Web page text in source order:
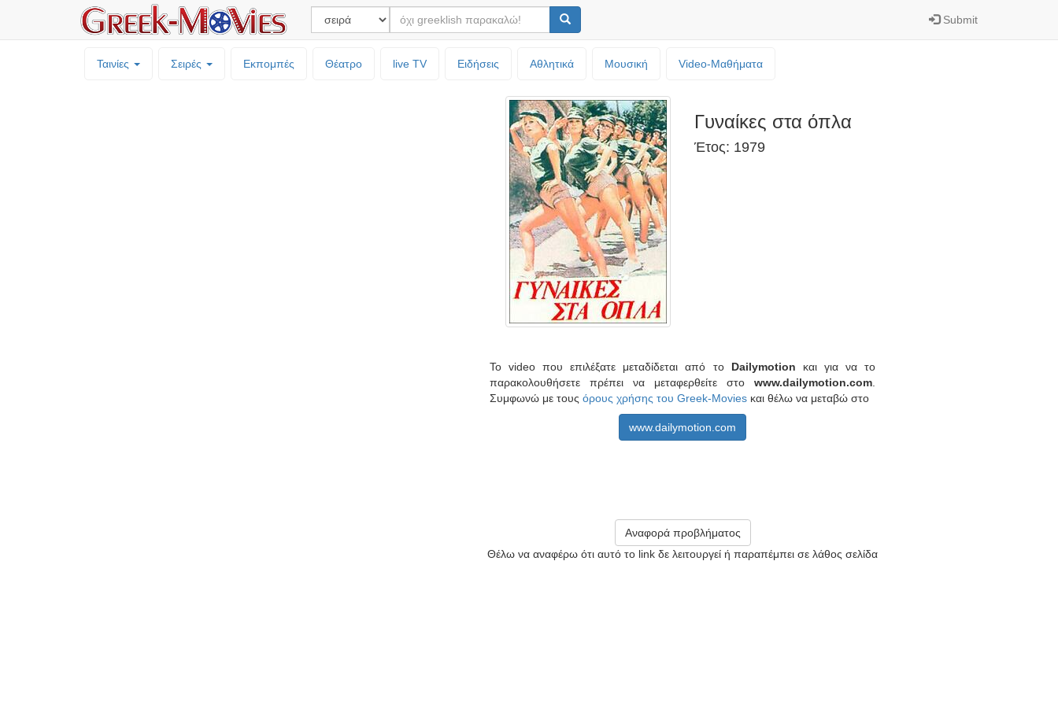
Submit
Ταινίες Σειρές Εκπομπές Θέατρο live TV Ειδήσεις Αθλητικά Μουσική Video-Mαθήματα
Γυναίκες στα όπλα
Έτος: 1979
Το video που επιλέξατε μεταδίδεται από το Dailymotion και για να το
παρακολουθήσετε πρέπει να μεταφερθείτε στο www.dailymotion.com.
Συμφωνώ με τους όρους χρήσης του Greek-Moviesκαι θέλω να μεταβώ στο
www.dailymotion.com
Αναφορά προβλήματος
Θέλω να αναφέρω ότι αυτό το link δε λειτουργεί ή παραπέμπει σε λάθος σελίδα